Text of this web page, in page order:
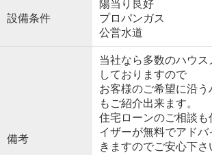
設備条件
陽当り良好
プロパンガス
公営水道
備考
当社なら多数のハウ
しておりますので
お客様のご希望に沿
もご紹介出来ます。
住宅ローンのご相談
イザーが無料でアド
きますのでご安心下さ